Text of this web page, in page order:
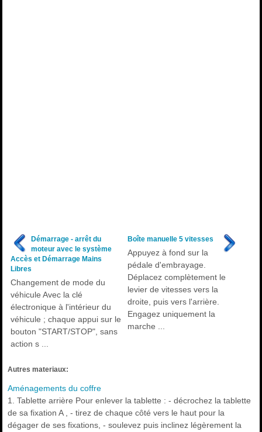
Démarrage - arrêt du
moteur avec le système
Accès et Démarrage Mains
Libres
Changement de mode du
véhicule Avec la clé
électronique à l'intérieur du
véhicule ; chaque appui sur le
bouton "START/STOP", sans
action s ...
Boîte manuelle 5 vitesses
Appuyez à fond sur la
pédale d'embrayage.
Déplacez complètement le
levier de vitesses vers la
droite, puis vers l'arrière.
Engagez uniquement la
marche ...
Autres materiaux:
Aménagements du coffre
1. Tablette arrière Pour enlever la tablette : - décrochez la tablette
de sa fixation A , - tirez de chaque côté vers le haut pour la
dégager de ses fixations, - soulevez puis inclinez légèrement la